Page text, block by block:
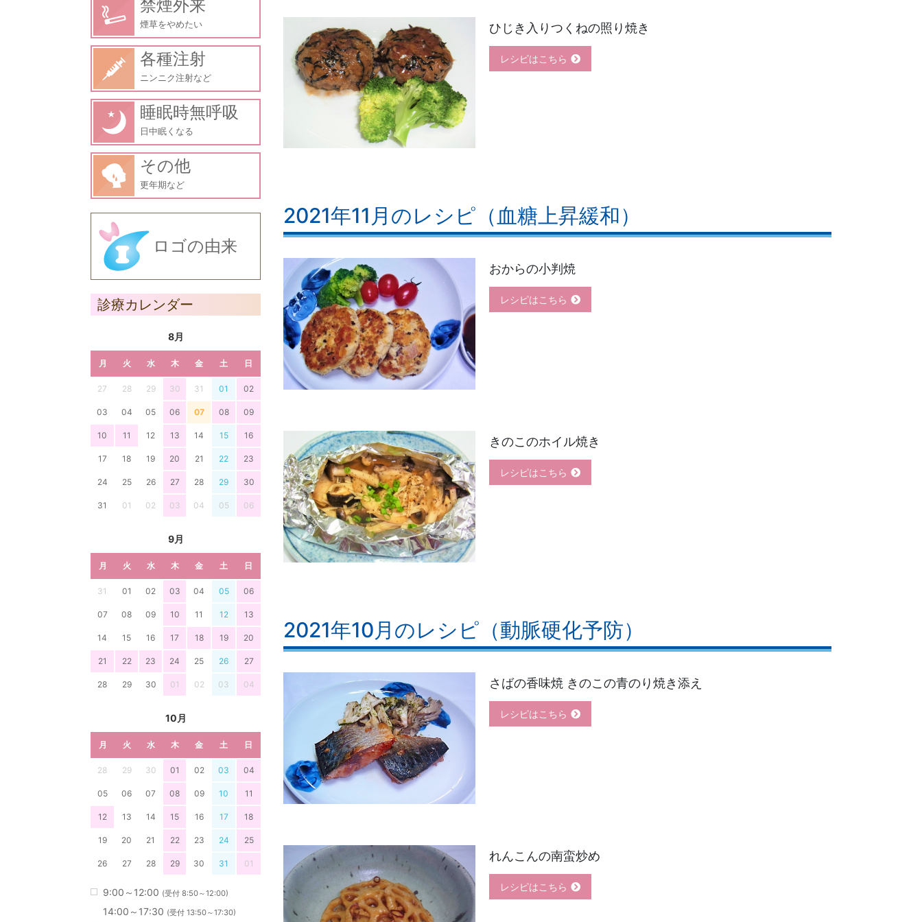
ひじき入りつくねの照り焼き
レシピはこちら
2021年11月のレシピ（血糖上昇緩和）
おからの小判焼
レシピはこちら
きのこのホイル焼き
レシピはこちら
2021年10月のレシピ（動脈硬化予防）
さばの香味焼 きのこの青のり焼き添え
レシピはこちら
れんこんの南蛮炒め
レシピはこちら
禁煙外来
煙草をやめたい
各種注射
ニンニク注射など
睡眠時無呼吸
日中眠くなる
その他
更年期など
ロゴの由来
診療カレンダー
8月
月 火 水 木 金 土 日
27 28 29 30 31 01 02
03 04 05 06 07 08 09
10 11 12 13 14 15 16
17 18 19 20 21 22 23
24 25 26 27 28 29 30
31 01 02 03 04 05 06
9月
月 火 水 木 金 土 日
31 01 02 03 04 05 06
07 08 09 10 11 12 13
14 15 16 17 18 19 20
21 22 23 24 25 26 27
28 29 30 01 02 03 04
10月
月 火 水 木 金 土 日
28 29 30 01 02 03 04
05 06 07 08 09 10 11
12 13 14 15 16 17 18
19 20 21 22 23 24 25
26 27 28 29 30 31 01
9:00～12:00 (受付 8:50～12:00)
14:00～17:30 (受付 13:50～17:30)